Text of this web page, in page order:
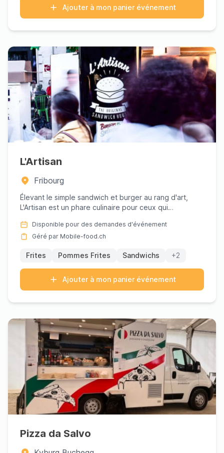
Ajouter à mon panier événement
L'Artisan
Fribourg
Élevant le simple sandwich et burger au rang d'art,
L'Artisan est un phare culinaire pour ceux qui
Disponible pour des demandes d'événement
Géré par Mobile-food.ch
Frites Pommes Frites Sandwichs +2
Ajouter à mon panier événement
Pizza da Salvo